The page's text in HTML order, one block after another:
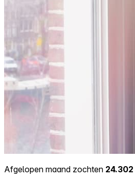
Afgelopen maand zochten 24.302